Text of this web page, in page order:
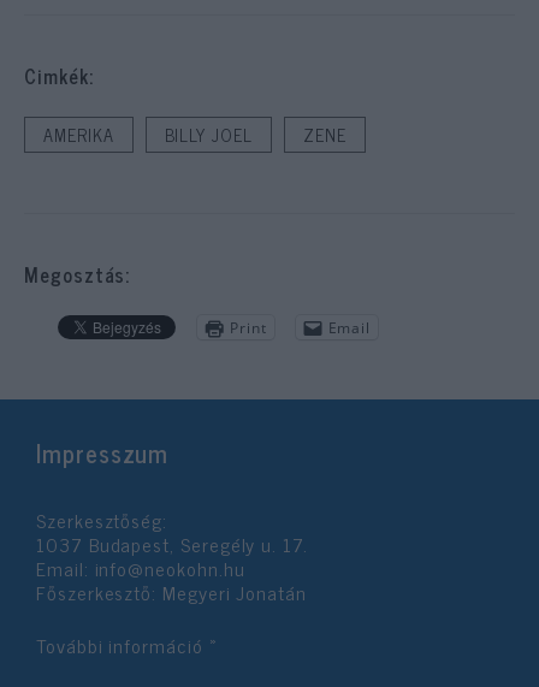
Cimkék:
AMERIKA BILLY JOEL ZENE
Megosztás:
Print Email
Impresszum
Szerkesztőség:
1037 Budapest, Seregély u. 17.
Email: info@neokohn.hu
Főszerkesztő: Megyeri Jonatán
További információ »